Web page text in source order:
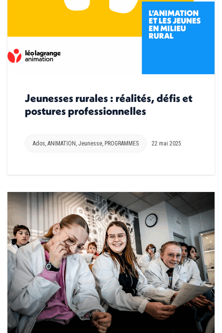
Jeunesses rurales : réalités, défis et
postures professionnelles
Ados ANIMATION Jeunesse PROGRAMMES 22 mai 2025